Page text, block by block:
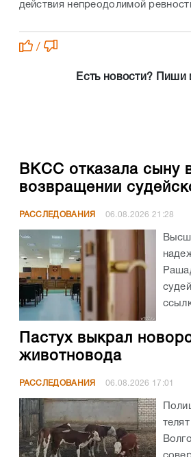
действия непреодолимой
/
Есть новости?
ВКСС отказала сыну
возвращении
РАССЛЕДОВАНИЯ 06.08.202621:28
Пастух выкрал
животновода
РАССЛЕДОВАНИЯ 06.08.2026 17:01